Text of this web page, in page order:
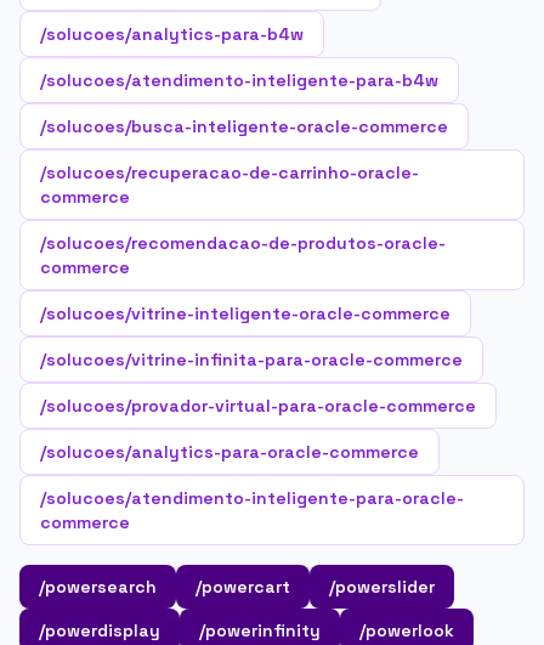
/solucoes/analytics-para-b4w
/solucoes/atendimento-inteligente-para-b4w
/solucoes/busca-inteligente-oracle-commerce
/solucoes/recuperacao-de-carrinho-oracle-
commerce
/solucoes/recomendacao-de-produtos-oracle-
commerce
/solucoes/vitrine-inteligente-oracle-commerce
/solucoes/vitrine-infinita-para-oracle-commerce
/solucoes/provador-virtual-para-oracle-commerce
/solucoes/analytics-para-oracle-commerce
/solucoes/atendimento-inteligente-para-oracle-
commerce
/powersearch /powercart
/powerslider
/powerdisplay
/powerinfinity /powerlook